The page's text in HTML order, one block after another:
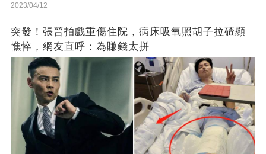
2023/04/12
突發！張晉拍戲重傷住院，病床吸氧照胡子拉碴顯
憔悴，網友直呼：為賺錢太拼